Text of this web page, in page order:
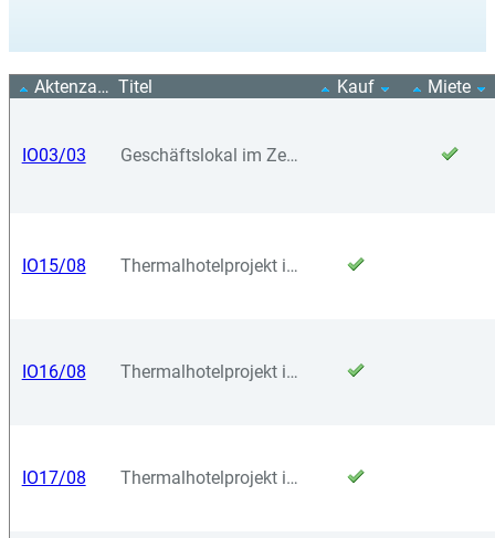
Aktenzahl Titel Kauf Miete
IO03/03 Geschäftslokal im Zentrum
IO15/08 Thermalhotelprojekt in Ungarn
IO16/08 Thermalhotelprojekt in Ungarn
IO17/08 Thermalhotelprojekt in Ungarn